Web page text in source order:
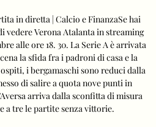
in diretta | Calcio e FinanzaSe hai
vedere Verona Atalanta in streaming
alle ore 18. 30. La Serie A è arrivata
la sfida fra i padroni di casa e la
i bergamaschi sono reduci dalla
di salire a quota nove punti in
arriva dalla sconfitta di misura
a tre le partite senza vittorie.